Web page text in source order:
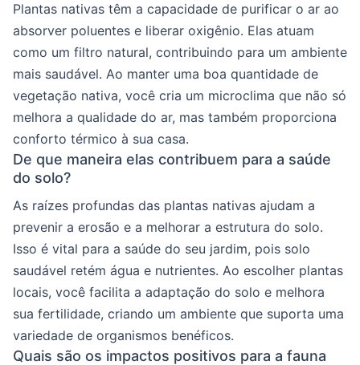
Plantas nativas têm a capacidade de purificar o ar ao
absorver poluentes e liberar oxigênio. Elas atuam
como um filtro natural, contribuindo para um ambiente
mais saudável. Ao manter uma boa quantidade de
vegetação nativa, você cria um microclima que não só
melhora a qualidade do ar, mas também proporciona
conforto térmico à sua casa.
De que maneira elas contribuem para a saúde
do solo?
As raízes profundas das plantas nativas ajudam a
prevenir a erosão e a melhorar a estrutura do solo.
Isso é vital para a saúde do seu jardim, pois solo
saudável retém água e nutrientes. Ao escolher plantas
locais, você facilita a adaptação do solo e melhora
sua fertilidade, criando um ambiente que suporta uma
variedade de organismos benéficos.
Quais são os impactos positivos para a fauna